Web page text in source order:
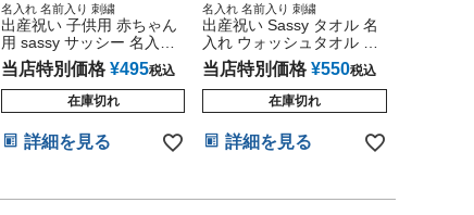
名入れ 名前入り 刺繍
出産祝い 子供用 赤ちゃん
用 sassy サッシー 名入れ
保育園 幼稚園 4種類 ミニ
タオル ハンカチ 男の子 女
の子 ギフト 出産 評判 キ
ャラクター 可愛い インス
タ
当店特別価格 ¥495税込
在庫切れ
詳細を見る
名入れ 名前入り 刺繍
出産祝い Sassy タオル 名
入れ ウォッシュタオル ア
クア ミニタオル ハンカチ
ブルー 青 名前入り 刺繍
子供用 男 女 ギフトセット
プレゼント サッシー イン
スタ
当店特別価格 ¥550税込
在庫切れ
詳細を見る